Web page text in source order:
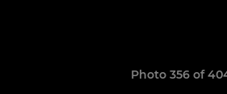
Photo 356 of